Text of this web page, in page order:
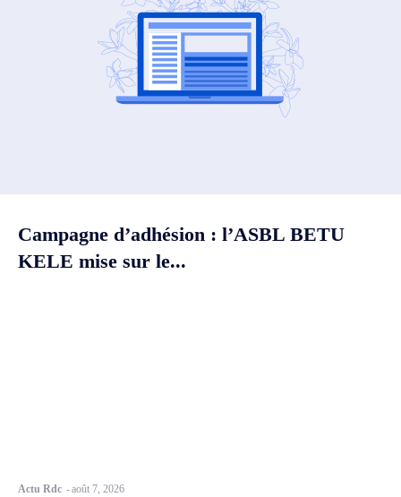
Campagne d’adhésion : l’ASBL BETU
KELE mise sur le...
Actu Rdc -août 7, 2026